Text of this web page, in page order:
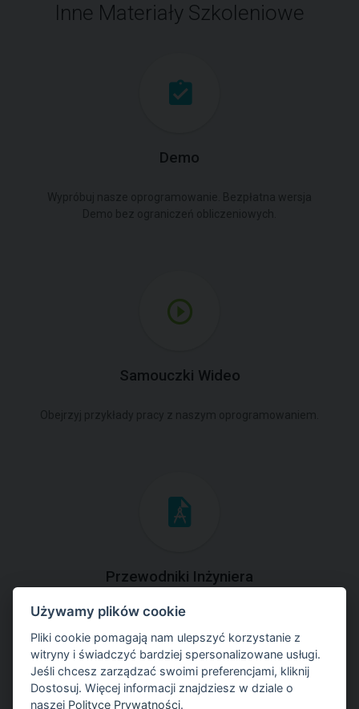
Inne Materiały Szkoleniowe
Demo
Samouczki Wideo
Przewodniki Inżyniera
Zapoznaj się z przykładami rozwiązań zadań
geotechnicznych z zastosowaniem programów GEO5.
Używamy plików cookie
Pliki cookie pomagają nam ulepszyć korzystanie z
witryny i świadczyć bardziej spersonalizowane usługi.
Jeśli chcesz zarządzać swoimi preferencjami, kliknij
Dostosuj. Więcej informacji znajdziesz w dziale o
naszej Polityce Prywatności.